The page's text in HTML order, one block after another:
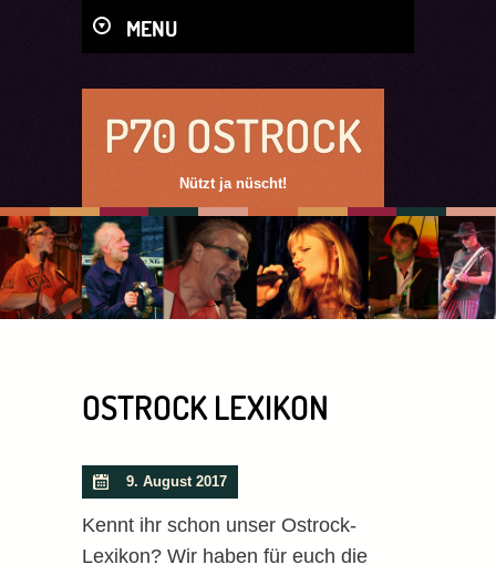
MENU
P70 OSTROCK
Nützt ja nüscht!
OSTROCK LEXIKON
9. August 2017
Kennt ihr schon unser Ostrock-
Lexikon? Wir haben für euch die